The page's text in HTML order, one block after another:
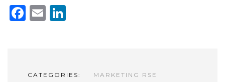
Facebook
Email
CATEGORIES: MARKETING RSE